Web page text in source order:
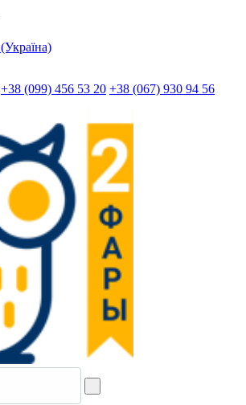
+38 (099) 456 53 20 +38 (067) 930 94 56